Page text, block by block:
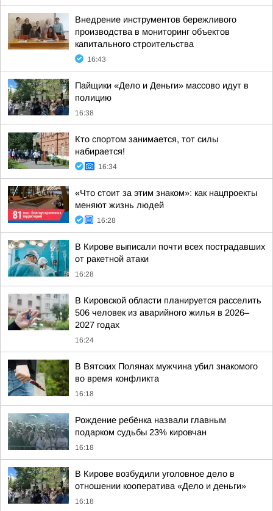
Внедрение инструментов бережливого
производства в мониторинг объектов
капитального строительства
16:43
Пайщики «Дело и Деньги» массово идут в
полицию
16:38
Кто спортом занимается, тот силы
набирается!
16:34
«Что стоит за этим знаком»: как нацпроекты
меняют жизнь людей
16:28
В Кирове выписали почти всех пострадавших
от ракетной атаки
16:28
В Кировской области планируется расселить
506 человек из аварийного жилья в 2026–
2027 годах
16:24
В Вятских Полянах мужчина убил знакомого
во время конфликта
16:18
Рождение ребёнка назвали главным
подарком судьбы 23% кировчан
16:18
В Кирове возбудили уголовное дело в
отношении кооператива «Дело и деньги»
16:18